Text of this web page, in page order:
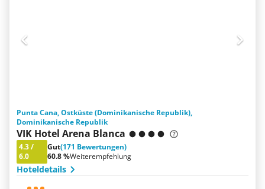
Punta Cana, Ostküste (Dominikanische Republik),
Dominikanische Republik
VIK Hotel Arena Blanca
4.3/
6.0
Gut(171 Bewertungen)
60.8 %Weiterempfehlung
Hoteldetails